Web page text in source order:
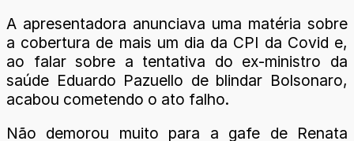
A apresentadora anunciava uma matéria sobre
a cobertura de mais um dia da CPI da Covid e,
ao falar sobre a tentativa do ex-ministro da
saúde Eduardo Pazuello de blindar Bolsonaro,
acabou cometendo o ato falho.
Não demorou muito para a gafe de Renata